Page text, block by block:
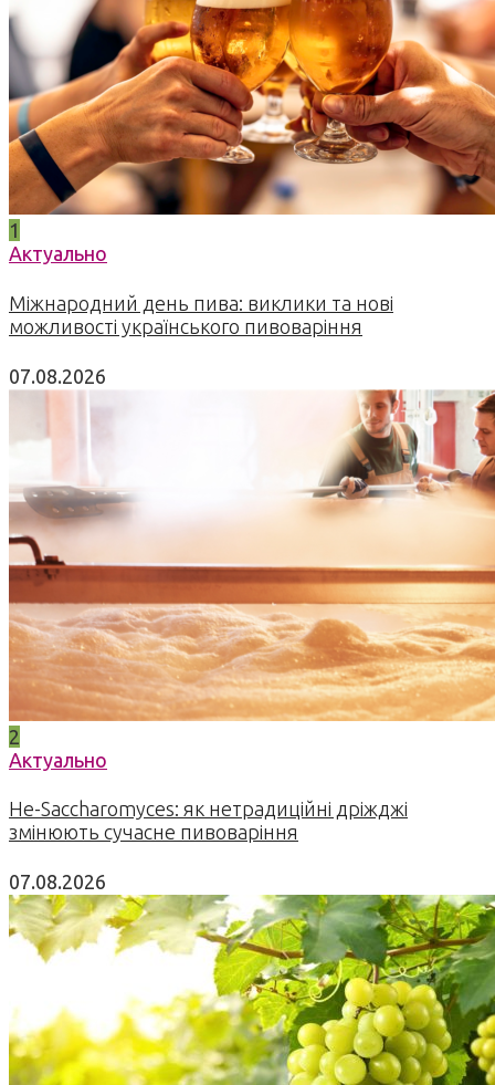
1
Актуально
Міжнародний день пива: виклики та нові
можливості українського пивоваріння
07.08.2026
2
Актуально
Не-Saccharomyces: як нетрадиційні дріжджі
змінюють сучасне пивоваріння
07.08.2026